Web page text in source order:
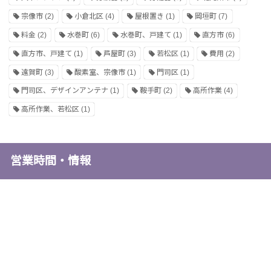
宗像市 (2) 小倉北区(4) 屋根置き (1) 岡垣町 (7)
料金 (2) 水巻町(6) 水巻町、戸建て (1) 直方市 (6)
直方市、戸建て (1) 芦屋町(3) 若松区 (1) 費用 (2)
遠賀町 (3) 酸素室、宗像市(1) 門司区 (1)
門司区、デザインアンテナ (1) 鞍手町(2) 高所作業(4)
高所作業、若松区 (1)
営業時間・情報